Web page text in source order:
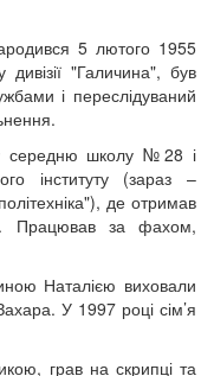
5 лютого 1955
"Галичина", був
і переслідуваний
середню школу №28 і
інституту (зараз –
де отримав
Працював за фахом,
Наталією виховали
У 1997 році сім’я
грав на скрипці та